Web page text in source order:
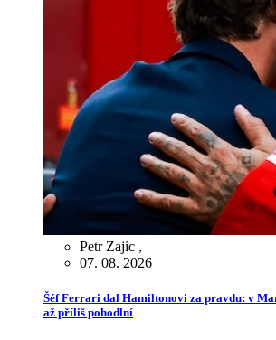
Petr Zajíc ,
07. 08. 2026
Šéf Ferrari dal Hamiltonovi za pravdu: v
až příliš pohodlní